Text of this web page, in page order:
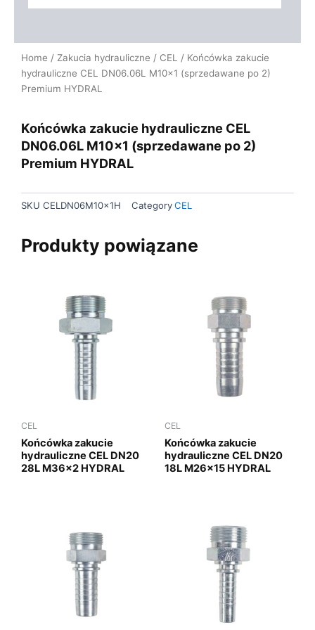
Home / Zakucia hydrauliczne / CEL
/ Końcówka zakucie
hydrauliczne CEL DN06.06L M10x1 (sprzedawane po 2)
Premium HYDRAL
Końcówka zakucie hydrauliczne CEL
DN06.06L M10x1 (sprzedawane po 2)
Premium HYDRAL
SKU CELDN06M10x1H CategoryCEL
Produkty powiązane
CEL
Końcówka zakucie
hydrauliczne CEL DN20
28L M36x2 HYDRAL
CEL
Końcówka zakucie
hydrauliczne CEL DN20
18L M26x15 HYDRAL